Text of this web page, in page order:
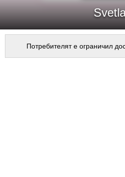
Потребителят е ограничил